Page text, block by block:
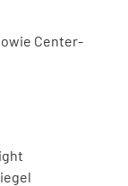
Center-